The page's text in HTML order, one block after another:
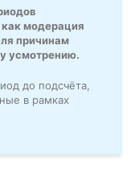
как модерация
причинам
усмотрению.
до подсчёта,
в рамках